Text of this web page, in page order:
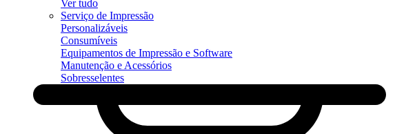
Ver tudo
Serviço de Impressão
Personalizáveis
Consumíveis
Equipamentos de Impressão e Software
Manutenção e Acessórios
Sobresselentes